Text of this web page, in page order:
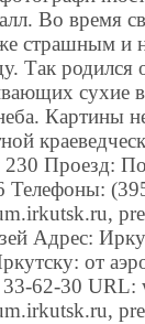
Во время
страшным и
Так
Картины
Проезд:
Телефоны:
Адрес:
от
62-30 URL: